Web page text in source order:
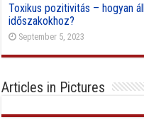
Toxikus pozitivitás – hogyan
időszakokhoz?
September 5, 2023
Articles in Pictures